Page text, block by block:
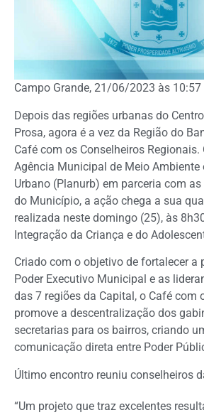
Campo Grande, 21/06/2023 às 10:57
Depois das regiões urbanas do
Prosa, agora é a vez da Região do
Café com os Conselheiros Regionais.
Agência Municipal de Meio Ambiente
Urbano (Planurb) em parceria com
do Município, a ação chega a sua
realizada neste domingo (25), às
Integração da Criança e do
Criado com o objetivo de fortalecer a
Poder Executivo Municipal e as
das 7 regiões da Capital, o Café com
promove a descentralização dos
secretarias para os bairros, criando
comunicação direta entre Poder
Último encontro reuniu conselheiros
“Um projeto que traz excelentes